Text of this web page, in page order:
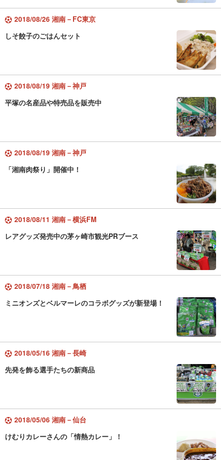
2018/08/26 湘南－FC東京
しそ餃子のごはんセット
2018/08/19 湘南－神戸
平塚の名産品や特売品を販売中
2018/08/19 湘南－神戸
「湘南肉祭り」開催中！
2018/08/11 湘南－横浜FM
レアグッズ発売中の茅ヶ崎市観光PRブース
2018/07/18 湘南－鳥栖
ミニオンズとベルマーレのコラボグッズが新登場！
2018/05/16 湘南－長崎
先発を飾る選手たちの新商品
2018/05/06 湘南－仙台
けむりカレーさんの「情熱カレー」！